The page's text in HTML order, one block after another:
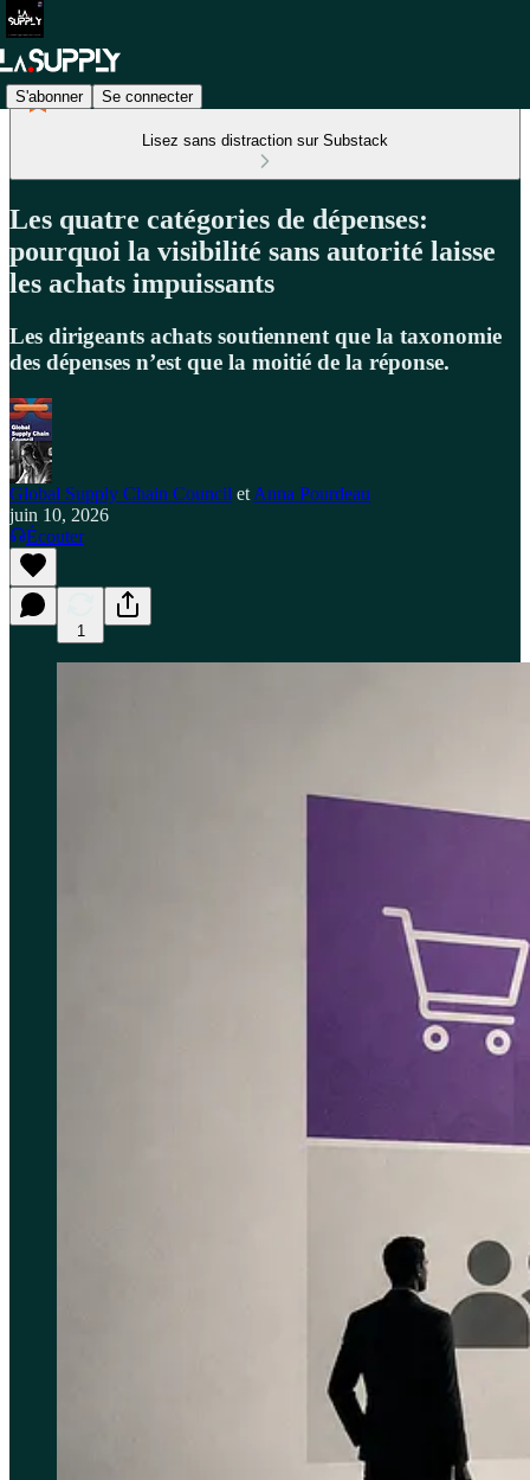
S'abonner Se connecter
Lisez sans distraction sur Substack
Les quatre catégories de dépenses:
pourquoi la visibilité sans autorité laisse
les achats impuissants
Les dirigeants achats soutiennent que la taxonomie
des dépenses n’est que la moitié de la réponse.
Global Supply Chain Council et Anna Pourdeau
juin 10, 2026
Écouter
1